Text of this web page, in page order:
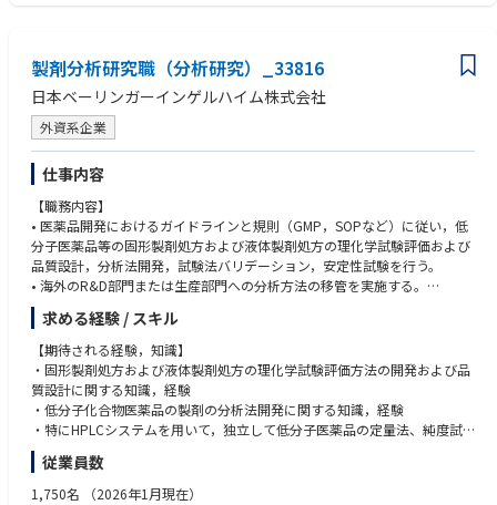
語でのコミュニケーションを求められます。語学スキルを実務で発揮した
い方に適した環境です。
製剤分析研究職（分析研究）_33816
日本ベーリンガーインゲルハイム株式会社
外資系企業
仕事内容
【職務内容】
• 医薬品開発におけるガイドラインと規則（GMP，SOPなど）に従い，低
分子医薬品等の固形製剤処方および液体製剤処方の理化学試験評価および
品質設計，分析法開発，試験法バリデーション，安定性試験を行う。
• 海外のR&D部門または生産部門への分析方法の移管を実施する。
• ガイドラインと規則（GMP，SOPなど）にしたがい，分析機器の管理を
行う。
• 国際的な治験及び製造販売承認申請（国内用も含む）に必要な文書(IMP
D/CTA)を作成する。
• 社内SOP（日本語のローカルSOPおよび英語のグローバルSOP）の作成
やメンテナンスをSubject matter expertとして行う
求める経験 / スキル
【期待される経験，知識】
・固形製剤処方および液体製剤処方の理化学試験評価方法の開発および品
質設計に関する知識，経験
・低分子化合物医薬品の製剤の分析法開発に関する知識，経験
・特にHPLCシステムを用いて，独立して低分子医薬品の定量法、純度試
験方法，溶出試験法の開発・改良を行うことができる。
・治験薬GMPの規制を理解し，社内SOPに準拠して試験を自ら実施するこ
とができる。
従業員数
1,750名 （2026年1月現在）